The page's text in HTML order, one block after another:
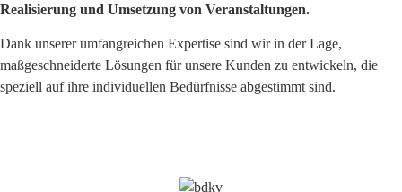
Realisierung und Umsetzung von Veranstaltungen.
Dank unserer umfangreichen Expertise sind wir in der Lage,
maßgeschneiderte Lösungen für unsere Kunden zu entwickeln, die
speziell auf ihre individuellen Bedürfnisse abgestimmt sind.